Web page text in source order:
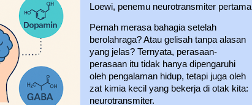
Loewi, penemu neurotransmiter pertama
Pernah merasa bahagia setelah
berolahraga? Atau gelisah tanpa alasan
yang jelas? Ternyata, perasaan-
perasaan itu tidak hanya dipengaruhi
oleh pengalaman hidup, tetapi juga oleh
zat kimia kecil yang bekerja di otak kita:
neurotransmiter.